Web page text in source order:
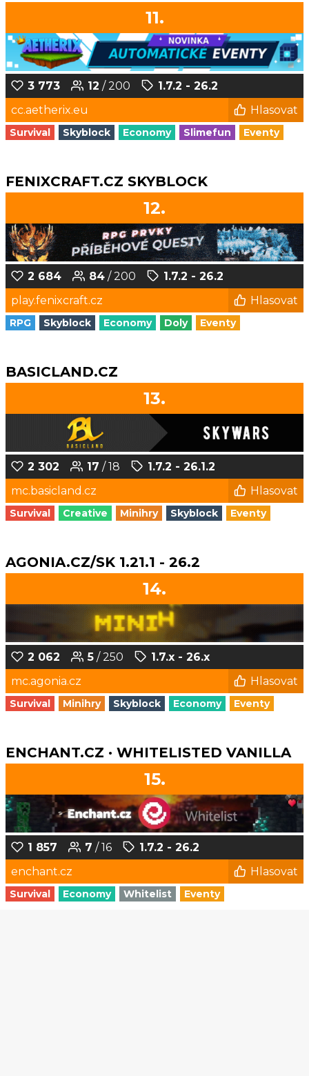
11.
3 773 12 / 200
1.7.2 - 26.2
cc.aetherix.eu
Hlasovat
Survival Skyblock Economy Slimefun Eventy
FENIXCRAFT.CZ SKYBLOCK
12.
2 684 84 / 200
1.7.2 - 26.2
play.fenixcraft.cz
Hlasovat
RPG Skyblock Economy Doly Eventy
BASICLAND.CZ
13.
2 302 17 / 18
1.7.2 - 26.1.2
mc.basicland.cz
Hlasovat
Survival Creative Minihry Skyblock Eventy
AGONIA.CZ/SK 1.21.1 - 26.2
14.
2 062 5 / 250
1.7.x - 26.x
mc.agonia.cz
Hlasovat
Survival Minihry Skyblock Economy Eventy
ENCHANT.CZ · WHITELISTED VANILLA
15.
1 857 7 / 16
1.7.2 - 26.2
enchant.cz
Hlasovat
Survival Economy Whitelist Eventy